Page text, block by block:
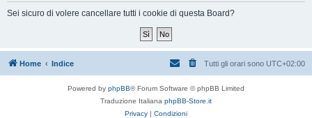
Sei sicuro di volere cancellare tutti i cookie di questa Board?
Home Indice Tutti gli orari sono UTC+02:00
Powered by phpBB® Forum Software © phpBB Limited
Traduzione Italiana phpBB-Store.it
Privacy | Condizioni